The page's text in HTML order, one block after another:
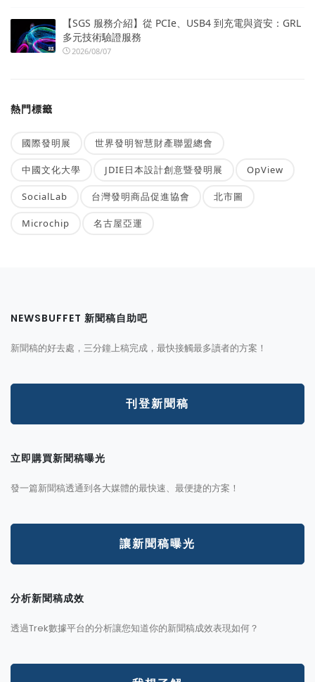
【SGS 服務介紹】從 PCIe、USB4 到充電與資安：GRL
多元技術驗證服務
2026/08/07
熱門標籤
國際發明展 世界發明智慧財產聯盟總會
中國文化大學 JDIE日本設計創意暨發明展 OpView
SocialLab 台灣發明商品促進協會 北市圖
Microchip 名古屋亞運
NEWSBUFFET 新聞稿自助吧
新聞稿的好去處，三分鐘上稿完成，最快接觸最多讀者的方案！
刊登新聞稿
立即購買新聞稿曝光
發一篇新聞稿透通到各大媒體的最快速、最便捷的方案！
讓新聞稿曝光
分析新聞稿成效
透過Trek數據平台的分析讓您知道你的新聞稿成效表現如何？